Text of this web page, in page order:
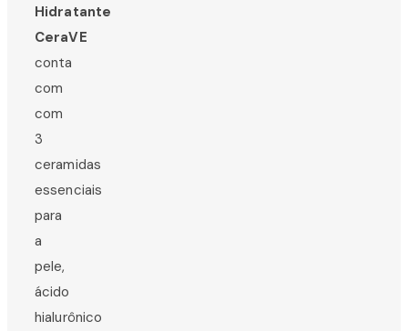
Hidratante
CeraVE
conta
com
com
3
ceramidas
essenciais
para
a
pele,
ácido
hialurônico